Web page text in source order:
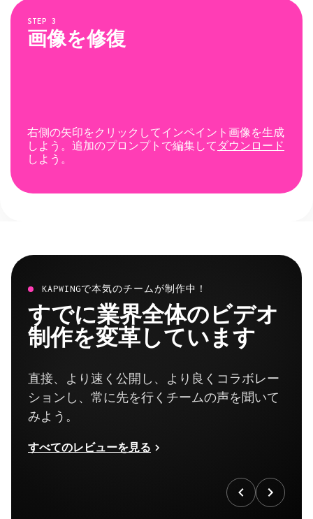
STEP 3
画像を修復
右側の矢印をクリックしてインペイント画像を生成
しよう。追加のプロンプトで編集して ダウンロード
しよう。
KAPWINGで本気のチームが制作中！
すでに業界全体のビデオ
制作を変革しています
直接、より速く公開し、より良くコラボレー
ションし、常に先を行くチームの声を聞いて
みよう。
すべてのレビューを見る